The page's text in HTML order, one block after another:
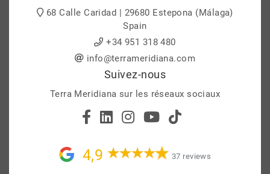
68 Calle Caridad | 29680 Estepona (Málaga)
Spain
+34 951 318 480
info@terrameridiana.com
Suivez-nous
Terra Meridiana sur les réseaux sociaux
4,9 37 reviews